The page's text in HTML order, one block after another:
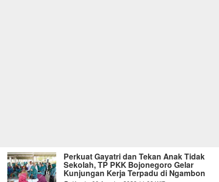
Perkuat Gayatri dan Tekan Anak Tidak
Sekolah, TP PKK Bojonegoro Gelar
Kunjungan Kerja Terpadu di Ngambon